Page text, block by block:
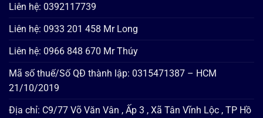
Liên hệ: 0392117739
Liên hệ: 0933 201 458 Mr Long
Liên hệ: 0966 848 670 Mr Thúy
Mã số thuế/Số QĐ thành lập: 0315471387 – HCM
21/10/2019
Địa chỉ: C9/77 Võ Văn Vân , Ấp 3 , Xã Tân Vĩnh Lộc , TP Hồ